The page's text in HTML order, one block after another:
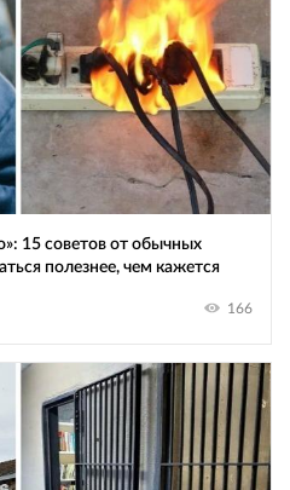
15 советов от обычных
полезнее, чем кажется
166